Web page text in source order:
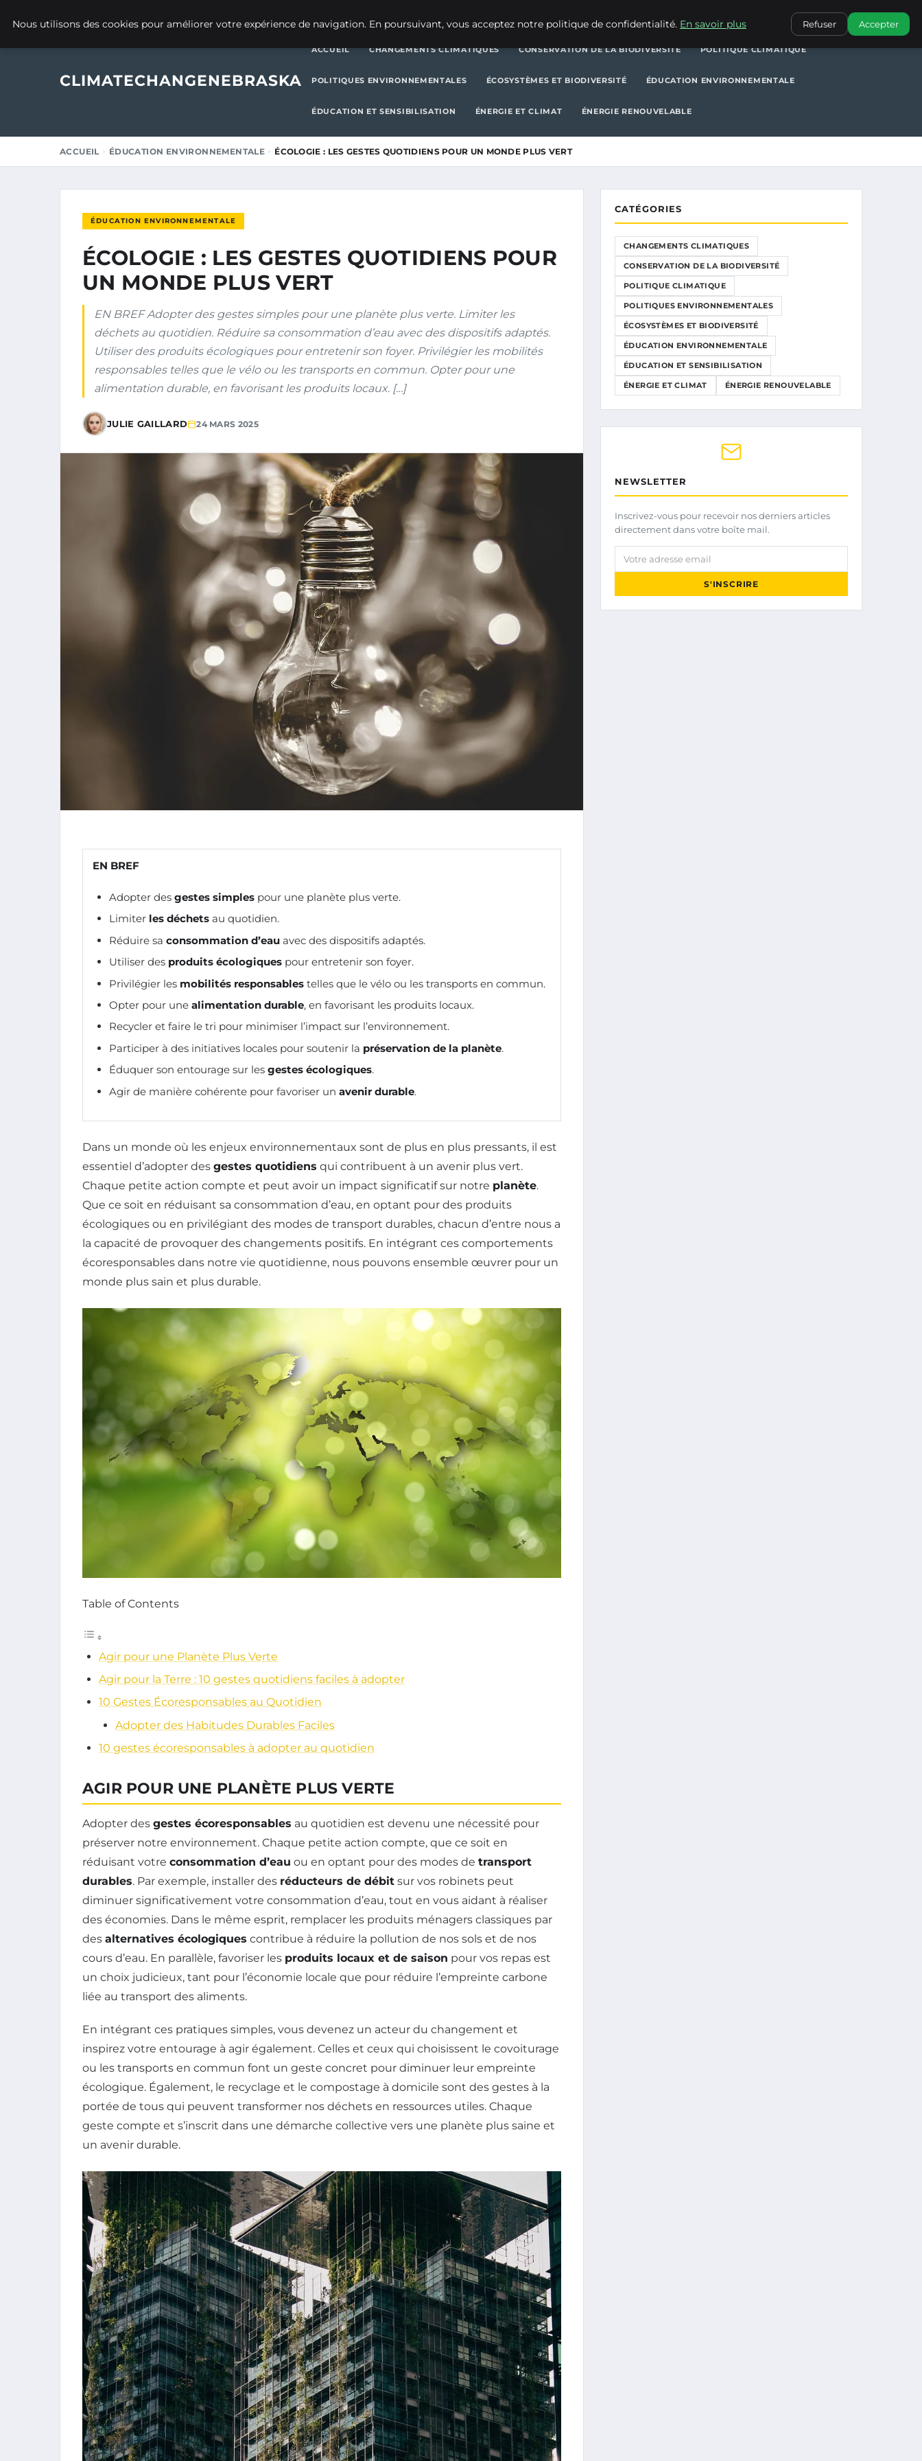
POLITIQUES ENVIRONNEMENTALES
CLIMATECHANGENEBRASKA
ACCUEIL CHANGEMENTS CLIMATIQUES CONSERVATION DE LA BIODIVERSITÉ POLITIQUE CLIMATIQUE
POLITIQUES ENVIRONNEMENTALES ÉCOSYSTÈMES ET BIODIVERSITÉ ÉDUCATION ENVIRONNEMENTALE
ÉDUCATION ET SENSIBILISATION ÉNERGIE ET CLIMAT ÉNERGIE RENOUVELABLE
ACCUEIL ÉDUCATION ENVIRONNEMENTALE ÉCOLOGIE : LES GESTES QUOTIDIENS POUR UN MONDE PLUS VERT
ÉDUCATION ENVIRONNEMENTALE
ÉCOLOGIE : LES GESTES QUOTIDIENS POUR
UN MONDE PLUS VERT
EN BREF Adopter des gestes simples pour une planète plus verte. Limiter les
déchets au quotidien. Réduire sa consommation d’eau avec des dispositifs adaptés.
Utiliser des produits écologiques pour entretenir son foyer. Privilégier les mobilités
responsables telles que le vélo ou les transports en commun. Opter pour une
alimentation durable, en favorisant les produits locaux. […]
JULIE GAILLARD 24 MARS 2025
EN BREF
Adopter des gestes simples pour une planète plus verte.
Limiter les déchets au quotidien.
Réduire sa consommation d’eau avec des dispositifs adaptés.
Utiliser des produits écologiques pour entretenir son foyer.
Privilégier les mobilités responsables telles que le vélo ou les transports en commun.
Opter pour une alimentation durable, en favorisant les produits locaux.
Recycler et faire le tri pour minimiser l’impact sur l’environnement.
Participer à des initiatives locales pour soutenir la préservation de la planète.
Éduquer son entourage sur les gestes écologiques.
Agir de manière cohérente pour favoriser un avenir durable.
Dans un monde où les enjeux environnementaux sont de plus en plus pressants, il est
essentiel d’adopter des gestes quotidiens qui contribuent à un avenir plus vert.
Chaque petite action compte et peut avoir un impact significatif sur notre planète.
Que ce soit en réduisant sa consommation d’eau, en optant pour des produits
écologiques ou en privilégiant des modes de transport durables, chacun d’entre nous a
la capacité de provoquer des changements positifs. En intégrant ces comportements
écoresponsables dans notre vie quotidienne, nous pouvons ensemble œuvrer pour un
monde plus sain et plus durable.
Table of Contents
Agir pour une Planète Plus Verte
Agir pour la Terre : 10 gestes quotidiens faciles à adopter
10 Gestes Écoresponsables au Quotidien
Adopter des Habitudes Durables Faciles
10 gestes écoresponsables à adopter au quotidien
AGIR POUR UNE PLANÈTE PLUS VERTE
Adopter des gestes écoresponsables au quotidien est devenu une nécessité pour
préserver notre environnement. Chaque petite action compte, que ce soit en
réduisant votre consommation d’eau ou en optant pour des modes de transport
durables. Par exemple, installer des réducteurs de débit sur vos robinets peut
diminuer significativement votre consommation d’eau, tout en vous aidant à réaliser
des économies. Dans le même esprit, remplacer les produits ménagers classiques par
des alternatives écologiques contribue à réduire la pollution de nos sols et de nos
cours d’eau. En parallèle, favoriser les produits locaux et de saison pour vos repas est
un choix judicieux, tant pour l’économie locale que pour réduire l’empreinte carbone
liée au transport des aliments.
En intégrant ces pratiques simples, vous devenez un acteur du changement et
inspirez votre entourage à agir également. Celles et ceux qui choisissent le covoiturage
ou les transports en commun font un geste concret pour diminuer leur empreinte
écologique. Également, le recyclage et le compostage à domicile sont des gestes à la
portée de tous qui peuvent transformer nos déchets en ressources utiles. Chaque
geste compte et s’inscrit dans une démarche collective vers une planète plus saine et
un avenir durable.
CATÉGORIES
CHANGEMENTS CLIMATIQUES
CONSERVATION DE LA BIODIVERSITÉ
POLITIQUE CLIMATIQUE
POLITIQUES ENVIRONNEMENTALES
ÉCOSYSTÈMES ET BIODIVERSITÉ
ÉDUCATION ENVIRONNEMENTALE
ÉDUCATION ET SENSIBILISATION
ÉNERGIE ET CLIMAT ÉNERGIE RENOUVELABLE
NEWSLETTER
Inscrivez-vous pour recevoir nos derniers articles
directement dans votre boîte mail.
Votre adresse email
S'INSCRIRE
Nous utilisons des cookies pour améliorer votre expérience de navigation. En poursuivant, vous acceptez notre politique de confidentialité. En savoir plus Refuser Accepter